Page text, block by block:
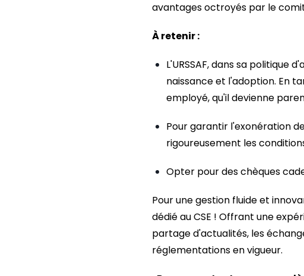
avantages octroyés par le
À retenir :
L'URSSAF, dans sa
naissance et l'adoption. En
employé, qu'il devienne
Pour garantir l'exonération
rigoureusement les
Opter pour des chèques
Pour une gestion fluide et
dédié au CSE ! Offrant une
partage d'actualités, les
réglementations en vigueur.